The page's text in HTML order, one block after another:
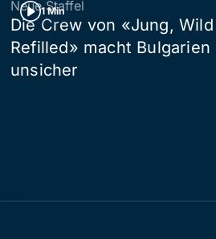
1 Min
Neue Staffel
Die Crew von «Jung,
Refilled» macht Bulgarien
unsicher